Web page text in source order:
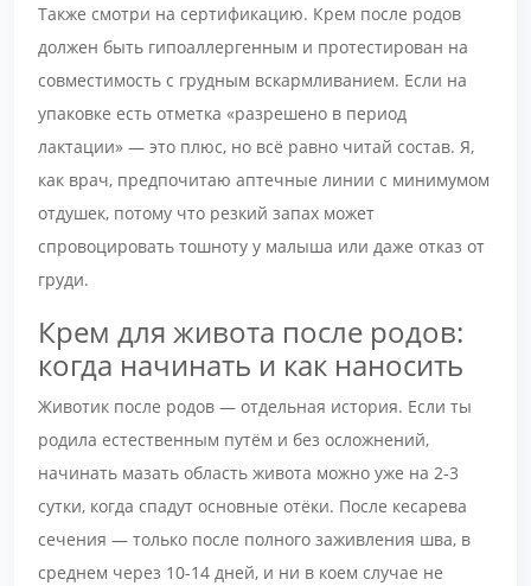
Также смотри на сертификацию. Крем после родов
должен быть гипоаллергенным и протестирован на
совместимость с грудным вскармливанием. Если на
упаковке есть отметка «разрешено в период
лактации» — это плюс, но всё равно читай состав. Я,
как врач, предпочитаю аптечные линии с минимумом
отдушек, потому что резкий запах может
спровоцировать тошноту у малыша или даже отказ от
груди.
Крем для живота после родов:
когда начинать и как наносить
Животик после родов — отдельная история. Если ты
родила естественным путём и без осложнений,
начинать мазать область живота можно уже на 2-3
сутки, когда спадут основные отёки. После кесарева
сечения — только после полного заживления шва, в
среднем через 10-14 дней, и ни в коем случае не